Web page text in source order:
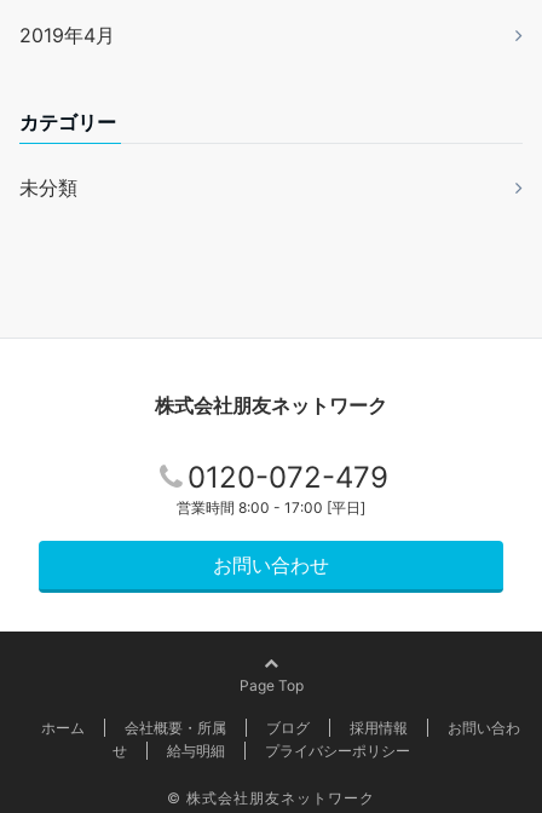
2019年4月
カテゴリー
未分類
株式会社朋友ネットワーク
0120-072-479
営業時間 8:00 - 17:00 [平日]
お問い合わせ
Page Top
ホーム 会社概要・所属 ブログ 採用情報
お問い合わ
せ
給与明細 プライバシーポリシー
© 株式会社朋友ネットワーク